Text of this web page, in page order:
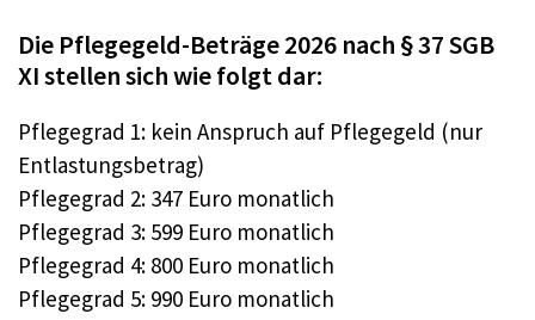
Die Pflegegeld-Beträge 2026 nach § 37 SGB
XI stellen sich wie folgt dar:
Pflegegrad 1: kein Anspruch auf Pflegegeld (nur
Entlastungsbetrag)
Pflegegrad 2: 347 Euro monatlich
Pflegegrad 3: 599 Euro monatlich
Pflegegrad 4: 800 Euro monatlich
Pflegegrad 5: 990 Euro monatlich